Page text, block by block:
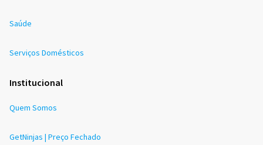
Saúde
Serviços Domésticos
Institucional
Quem Somos
GetNinjas | Preço Fechado